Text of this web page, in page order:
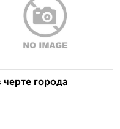
черте города